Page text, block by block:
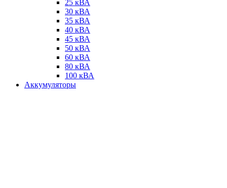
25 кВА
30 кВА
35 кВА
40 кВА
45 кВА
50 кВА
60 кВА
80 кВА
100 кВА
Аккумуляторы